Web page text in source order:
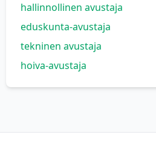
hallinnollinen avustaja
eduskunta-avustaja
tekninen avustaja
hoiva-avustaja